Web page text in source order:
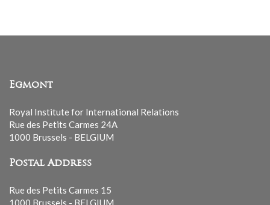
Egmont
Royal Institute for International Relations
Rue des Petits Carmes 24A
1000 Brussels - BELGIUM
Postal Address
Rue des Petits Carmes 15
1000 Brussels - BELGIUM